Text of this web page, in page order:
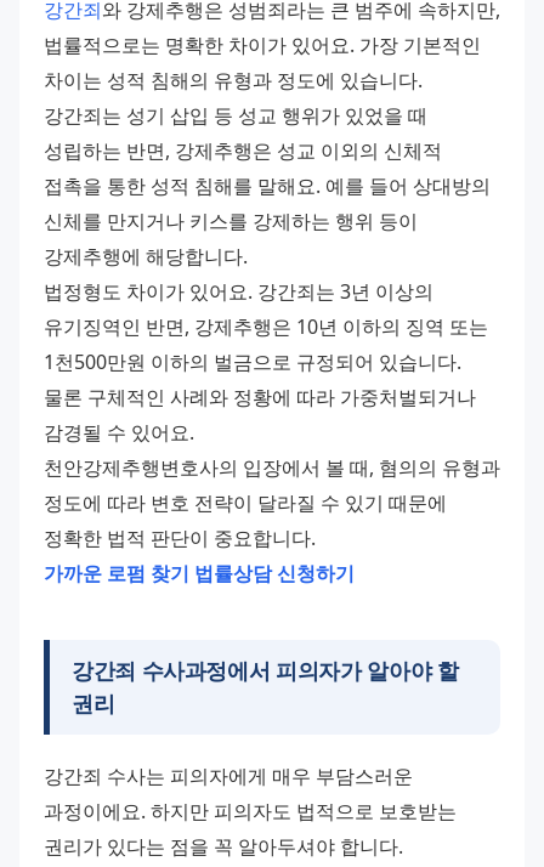
강간죄와 강제추행은 성범죄라는 큰 범주에 속하지만,
법률적으로는 명확한 차이가 있어요. 가장 기본적인
차이는 성적 침해의 유형과 정도에 있습니다.
강간죄는 성기 삽입 등 성교 행위가 있었을 때
성립하는 반면, 강제추행은 성교 이외의 신체적
접촉을 통한 성적 침해를 말해요. 예를 들어 상대방의
신체를 만지거나 키스를 강제하는 행위 등이
강제추행에 해당합니다.
법정형도 차이가 있어요. 강간죄는 3년 이상의
유기징역인 반면, 강제추행은 10년 이하의 징역 또는
1천500만원 이하의 벌금으로 규정되어 있습니다.
물론 구체적인 사례와 정황에 따라 가중처벌되거나
감경될 수 있어요.
천안강제추행변호사의 입장에서 볼 때, 혐의의 유형과
정도에 따라 변호 전략이 달라질 수 있기 때문에
정확한 법적 판단이 중요합니다.
가까운 로펌 찾기 법률상담 신청하기
강간죄 수사과정에서 피의자가 알아야 할
권리
강간죄 수사는 피의자에게 매우 부담스러운
과정이에요. 하지만 피의자도 법적으로 보호받는
권리가 있다는 점을 꼭 알아두셔야 합니다.